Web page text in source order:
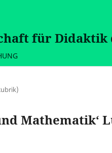
für
Mathematik‘